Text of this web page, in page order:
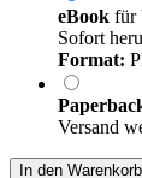
eBook für
Sofort
Format:
Versand
In den Warenkorb